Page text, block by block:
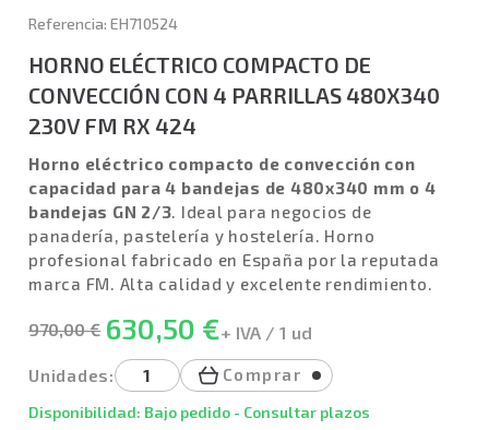
Referencia: EH710524
HORNO ELÉCTRICO COMPACTO DE
CONVECCIÓN CON 4 PARRILLAS 480X340
230V FM RX 424
Horno eléctrico compacto de convección con
capacidad para 4 bandejas de 480x340 mm o 4
bandejas GN 2/3. Ideal para negocios de
panadería, pastelería y hostelería. Horno
profesional fabricado en España por la reputada
marca FM. Alta calidad y excelente rendimiento.
970,00 € 630,50 €+ IVA / 1 ud
Unidades: Comprar
Disponibilidad: Bajo pedido - Consultar plazos